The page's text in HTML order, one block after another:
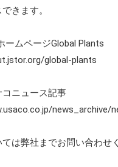
きます。
ームページGlobal Plants
global-plants
コニュース記事
news_archive/
は弊社までお問い合わせ